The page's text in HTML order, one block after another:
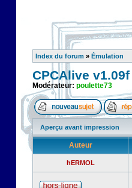
Index du forum » Émulation
CPCAlive v1.09f
Modérateur: poulette73
Aperçu avant impression
Auteur
hERMOL